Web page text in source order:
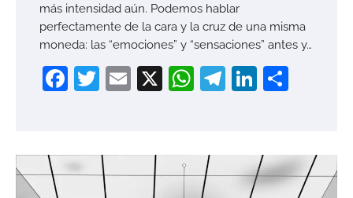
más intensidad aún. Podemos hablar
perfectamente de la cara y la cruz de una misma
moneda: las “emociones” y “sensaciones” antes y…
Facebook
Twitter
Email
X WhatsApp
Telegram